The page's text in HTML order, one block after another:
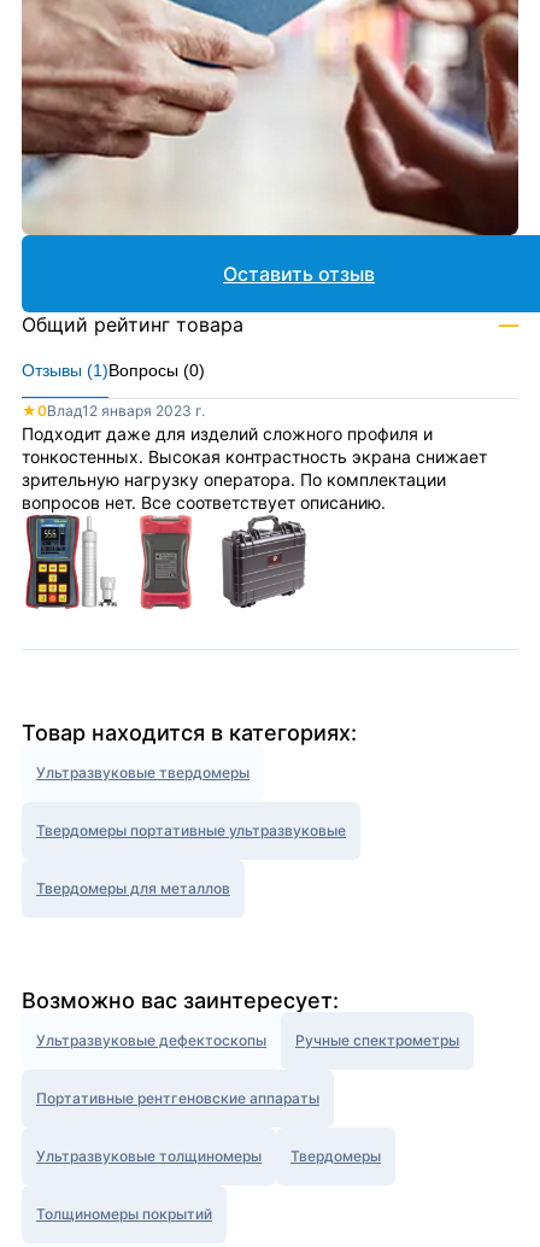
Отзывы (1)Вопросы (0)
★0Влад12 января 2023 г.
Подходит даже для изделий сложного профиля и
тонкостенных. Высокая контрастность экрана снижает
зрительную нагрузку оператора. По комплектации
вопросов нет. Все соответствует описанию.
Оставить отзыв
Общий рейтинг товара —
Товар находится в категориях:
Ультразвуковые твердомеры
Твердомеры портативные ультразвуковые
Твердомеры для металлов
Возможно вас заинтересует:
Ультразвуковые дефектоскопы Ручные спектрометры
Портативные рентгеновские аппараты
Ультразвуковые толщиномеры Твердомеры
Толщиномеры покрытий